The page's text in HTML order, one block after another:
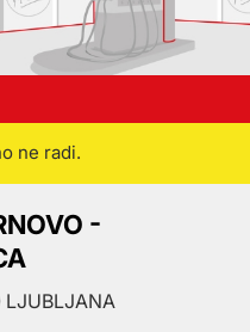
ne radi.
-
LJUBLJANA